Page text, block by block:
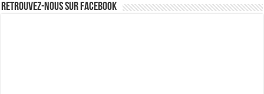
Retrouvez-nous sur Facebook